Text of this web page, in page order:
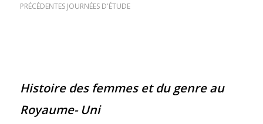
PRÉCÉDENTES JOURNÉES D'ÉTUDE
Histoire des femmes et du genre au
Royaume- Uni